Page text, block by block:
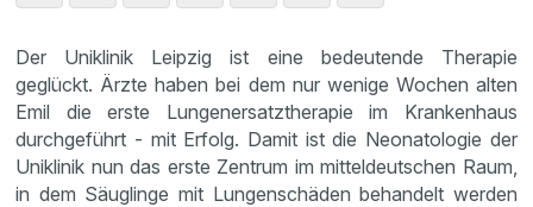
Der Uniklinik Leipzig ist eine bedeutende Therapie
geglückt. Ärzte haben bei dem nur wenige Wochen alten
Emil die erste Lungenersatztherapie im Krankenhaus
durchgeführt - mit Erfolg. Damit ist die Neonatologie der
Uniklinik nun das erste Zentrum im mitteldeutschen Raum,
in dem Säuglinge mit Lungenschäden behandelt werden